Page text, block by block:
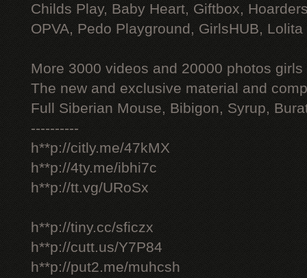
Childs Play, Baby Heart, Giftbox,
OPVA, Pedo Playground, GirlsHUB, Lolita
More 3000 videos and 20000 photos
The new and exclusive material and
Full Siberian Mouse, Bibigon, Syrup,
----------
h**p://citly.me/47kMX
h**p://4ty.me/ibhi7c
h**p://tt.vg/URoSx
h**p://tiny.cc/sficzx
h**p://cutt.us/Y7P84
h**p://put2.me/muhcsh